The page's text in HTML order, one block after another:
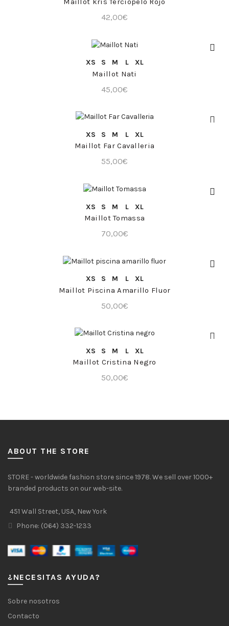
42,00€
COMPRA RÁPIDA
XS S M L XL
Maillot Nati
45,00€
COMPRA RÁPIDA
XS S M L XL
Maillot Far Cavalleria
55,00€
COMPRA RÁPIDA
XS S M L XL
Maillot Tomassa
70,00€
COMPRA RÁPIDA
XS S M L XL
Maillot Piscina Amarillo Fluor
50,00€
COMPRA RÁPIDA
XS S M L XL
Maillot Cristina Negro
50,00€
ABOUT THE STORE
STORE - worldwide fashion store since 1978. We sell over 1000+
branded products on our web-site.
451 Wall Street, USA, New York
Phone: (064) 332-1233
¿NECESITAS AYUDA?
Sobre nosotros
Contacto